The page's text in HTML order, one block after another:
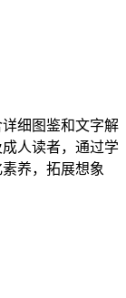
细图鉴和文字解
人读者，通过学
养，拓展想象